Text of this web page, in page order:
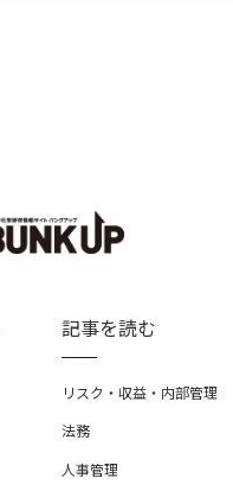
記事を読む
リスク・収益・内部管理
法務
人事管理